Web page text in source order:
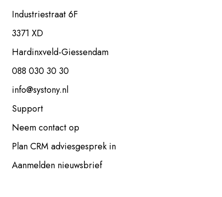
Industriestraat 6F
3371 XD
Hardinxveld-Giessendam
088 030 30 30
info@systony.nl
Support
Neem contact op
Plan CRM adviesgesprek in
Aanmelden nieuwsbrief